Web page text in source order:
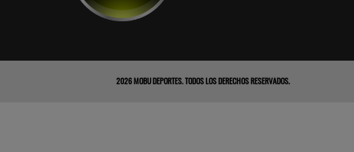
2026MOBU DEPORTES. TODOS LOS DERECHOS RESERVADOS.